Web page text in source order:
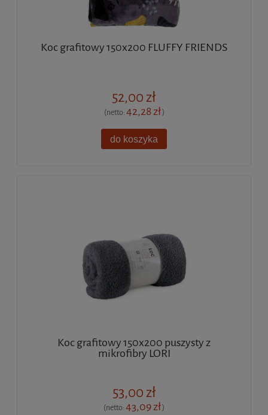
Koc grafitowy 150x200 FLUFFY FRIENDS
52,00 zł
(netto:42,28 zł)
do koszyka
Koc grafitowy 150x200 puszysty z
mikrofibry LORI
53,00 zł
(netto:43,09 zł)